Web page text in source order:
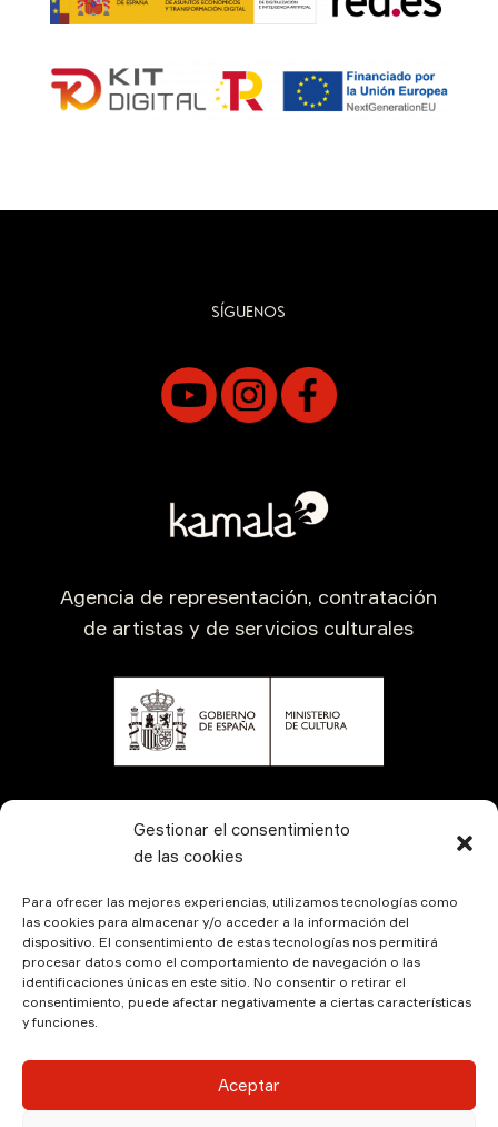
Gestionar el consentimiento
de las cookies
Para ofrecer las mejores experiencias, utilizamos tecnologías como
las cookies para almacenar y/o acceder a la información del
dispositivo. El consentimiento de estas tecnologías nos permitirá
procesar datos como el comportamiento de navegación o las
identificaciones únicas en este sitio. No consentir o retirar el
consentimiento, puede afectar negativamente a ciertas características
y funciones.
Aceptar
SÍGUENOS
Agencia de representación, contratación
de artistas y de servicios culturales